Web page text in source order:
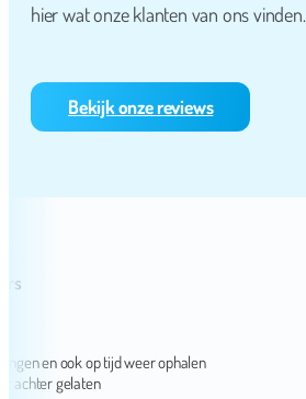
hier wat onze klanten van ons vinden.
Bekijk onze reviews
en ook op tijd weer ophalen
gelaten